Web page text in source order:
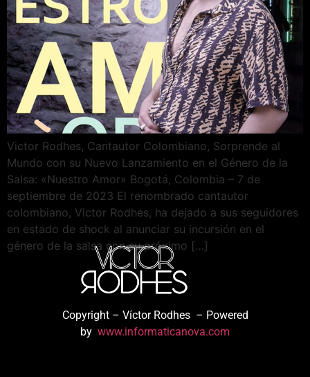
Victor Rodhes, Cantautor Colombiano, Sorprende al
Mundo con su Nuevo Lanzamiento en el Género de la
Salsa: «Nuestro Amor» Bogotá, Colombia – 7 de
septiembre de 2023 El renombrado cantautor
colombiano, Victor Rodhes, ha dejado a sus seguidores
en estado de shock al anunciar su incursión en el
género de la salsa con su próximo […]
Copyright – Víctor Rodhes – Powered
by www.informaticanova.com